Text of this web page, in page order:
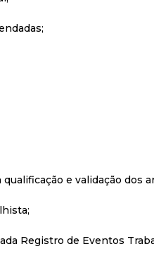
e validação dos
Registro de Eventos